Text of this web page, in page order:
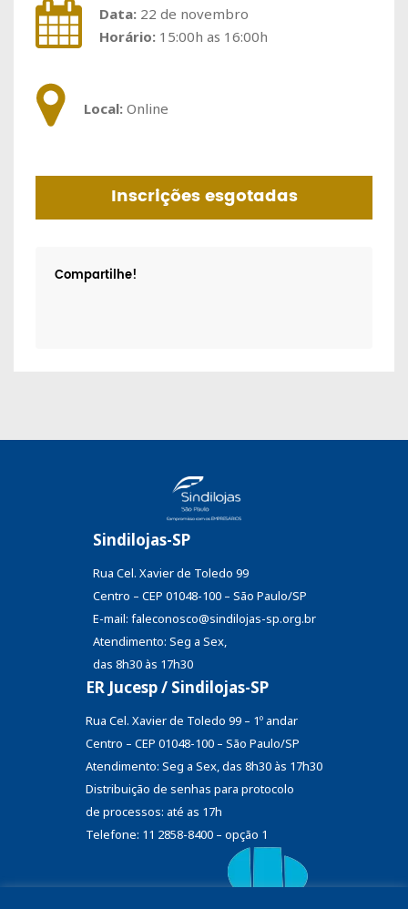
Data: 22 de novembro
Horário: 15:00h as 16:00h
Local: Online
Inscrições esgotadas
Compartilhe!
Sindilojas-SP
Rua Cel. Xavier de Toledo 99
Centro – CEP 01048-100 – São Paulo/SP
E-mail: faleconosco@sindilojas-sp.org.br
Atendimento: Seg a Sex,
das 8h30 às 17h30
ER Jucesp / Sindilojas-SP
Rua Cel. Xavier de Toledo 99 – 1º andar
Centro – CEP 01048-100 – São Paulo/SP
Atendimento: Seg a Sex, das 8h30 às 17h30
Distribuição de senhas para protocolo
de processos: até as 17h
Telefone: 11 2858-8400 – opção 1